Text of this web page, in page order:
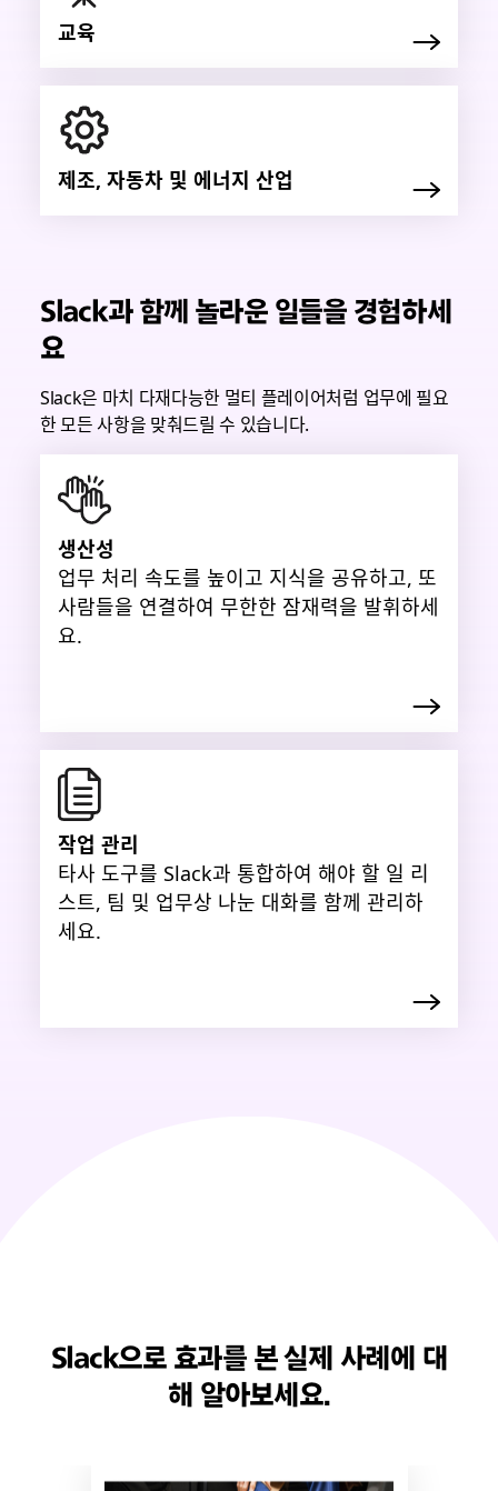
교육
제조, 자동차 및 에너지 산업
Slack과 함께 놀라운 일들을 경험하세
요
Slack은 마치 다재다능한 멀티 플레이어처럼 업무에 필요
한 모든 사항을 맞춰드릴 수 있습니다.
생산성
업무 처리 속도를 높이고 지식을 공유하고, 또
사람들을 연결하여 무한한 잠재력을 발휘하세
요.
작업 관리
타사 도구를 Slack과 통합하여 해야 할 일 리
스트, 팀 및 업무상 나눈 대화를 함께 관리하
세요.
Slack으로 효과를 본 실제 사례에 대
해 알아보세요.
링